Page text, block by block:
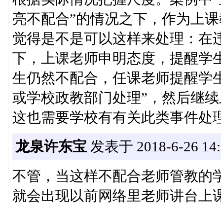
亮不配合”的情况之下，作为上
觉得是不是可以这样来处理：在
下，上课老师申明态度，提醒学
生仍然不配合，任课老师提醒学
或学校政教部门处理”，然后继
这也需要学校有有关此类事件处
龙泉许东宝 发表于 2018-6-26
不管，当这样不配合老师管教的
就会出现以前网络里老师讲台上